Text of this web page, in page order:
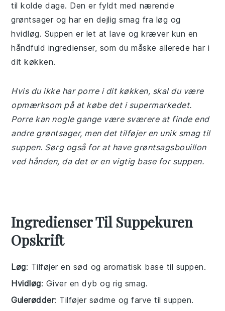
til kolde dage. Den er fyldt med nærende
grøntsager og har en dejlig smag fra løg og
hvidløg. Suppen er let at lave og kræver kun en
håndfuld ingredienser, som du måske allerede har i
dit køkken.
Hvis du ikke har porre i dit køkken, skal du være
opmærksom på at købe det i supermarkedet.
Porre kan nogle gange være sværere at finde end
andre grøntsager, men det tilføjer en unik smag til
suppen. Sørg også for at have grøntsagsbouillon
ved hånden, da det er en vigtig base for suppen.
Ingredienser Til Suppekuren
Opskrift
Løg: Tilføjer en sød og aromatisk base til suppen.
Hvidløg: Giver en dyb og rig smag.
Gulerødder: Tilføjer sødme og farve til suppen.